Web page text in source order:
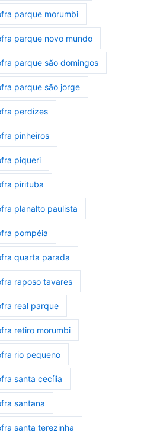
parque morumbi
parque novo mundo
parque são domingos
parque são jorge
perdizes
pinheiros
piqueri
pirituba
planalto paulista
pompéia
quarta parada
raposo tavares
real parque
retiro morumbi
rio pequeno
santa cecília
santana
santa terezinha